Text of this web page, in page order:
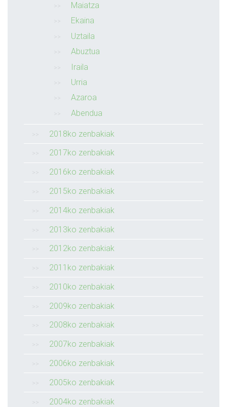
Maiatza
Ekaina
Uztaila
Abuztua
Iraila
Urria
Azaroa
Abendua
2018ko zenbakiak
2017ko zenbakiak
2016ko zenbakiak
2015ko zenbakiak
2014ko zenbakiak
2013ko zenbakiak
2012ko zenbakiak
2011ko zenbakiak
2010ko zenbakiak
2009ko zenbakiak
2008ko zenbakiak
2007ko zenbakiak
2006ko zenbakiak
2005ko zenbakiak
2004ko zenbakiak